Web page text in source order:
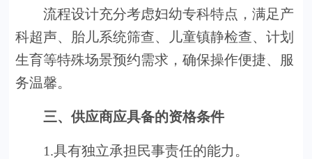
流程设计充分考虑妇幼专科特点，满足产
科超声、胎儿系统筛查、儿童镇静检查、计划
生育等特殊场景预约需求，确保操作便捷、服
务温馨。
三、供应商应具备的资格条件
1.具有独立承担民事责任的能力。